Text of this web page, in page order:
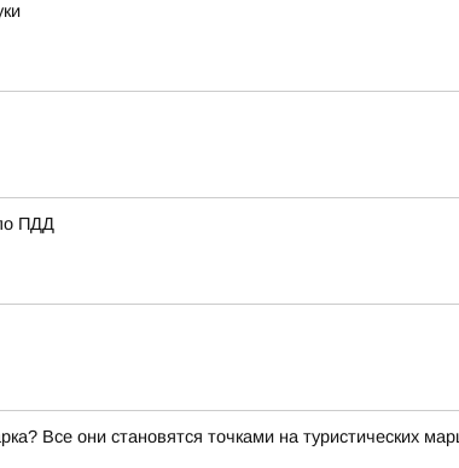
ПДД
Все они становятся точками на туристических